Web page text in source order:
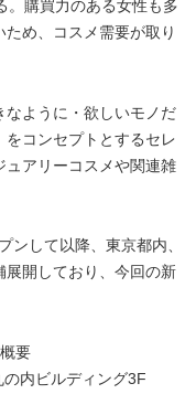
。購買力のある女性も多
め、コスメ需要が取り
なように・欲しいモノだ
コンセプトとするセレ
ュアリーコスメや関連雑
ンして以降、東京都内、
開しており、今回の新
要
内ビルディング3F